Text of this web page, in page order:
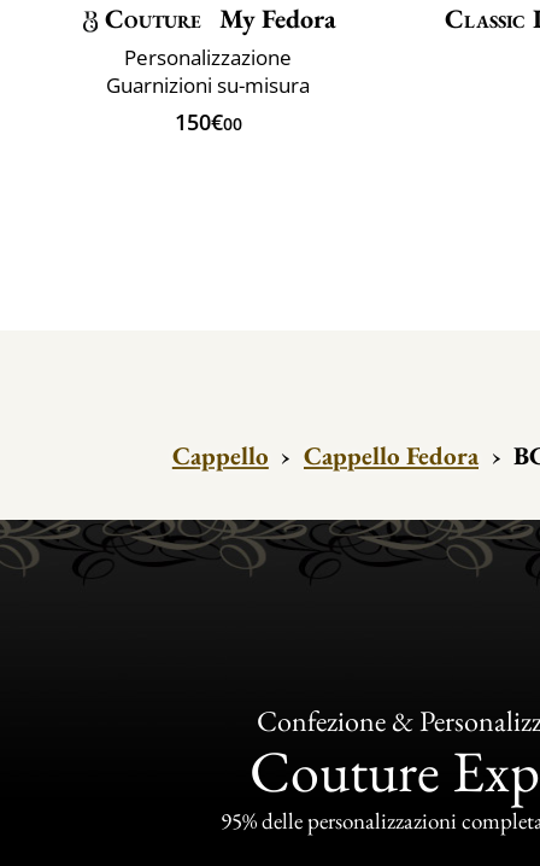
Couture My Fedora
Personalizzazione
Guarnizioni su-misura
150€00
Classic
Cappello › Cappello Fedora ›
Confezione &
Couture
95% delle personalizzazioni